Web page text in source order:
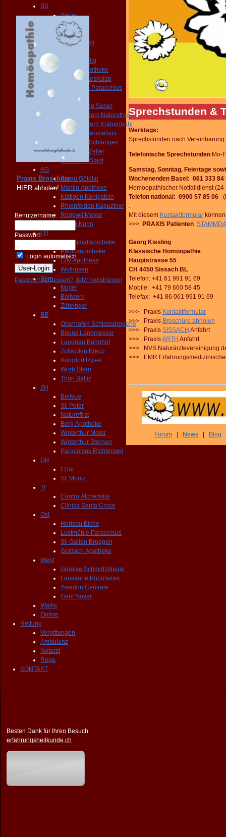
BS
Saner
Wettstein
Leonhard
Chrüterhüsli
SZ
Schwyz Imlig
Goldau Apotheke
Brunnen Aeskulap
Einsiedeln Paracelsus
SO
Olten Bifang Saner
Olten Sälipark Naturathek
Schönenwerd Krähenbühl
Dornach Paracelsus
Solothurn Schlangen
Solothurn Zeller
Grenchen Stadt
AG
Aarau Göldlin
Möhlin Apotheke
Küttigen Königstein
Rheinfelden Kapuziner
Roggwil Meyer
Brugg Kuhn
LU
Hirschmattapotheke
Paulusapotheke
City Apotheke
Wolhusen
Bern
Noyer
Bollwerk
Zähringer
BE
Oberhofen Schlossdrogerie
Brienz Landmesser
Langnau Bahnhof
Zollikofen Kreuz
Burgdorf Ryser
Worb Stern
Thun Bälliz
ZH
Bellvue
St. Peter
Naturefirst
Berg Apotheke
Winterthur Meier
Winterthur Sternen
Paracelsus Richterswil
GR
Chur
St. Moritz
TI
Centro Alchemilla
Clinica Santa Croce
Ost
Herisau Eiche
Lustmühle Paracelsus
St. Gallen Bruggen
Goldach Apotheke
West
Génève Schmidt-Nagel
Lausanne Populaires
Yverdon Centrale
Genf Noyer
Wallis
Online
Rettung
Vergiftungen
Ambulanz
Notarzt
Rega
KONTAKT
Praxis Broschüre
HIER abholen!
Benutzername:
Passwort:
Login automatisch
Passwort vergessen? Jetzt registrieren!
Sprechstunden &
Werktags:
Sprechstunden nach Vereinbarung
Telefonische Sprechstunden Mo-
Samstag, Sonntag, Feiertage
Wochenenden Basel: 061 333
Homöopathischer Notfalldienst (24
Telefon national: 0900 57 85 06
.
Mit diesem Kontaktformular
>>> PRAXIS Patienten
Georg Kissling
Klassische Homöopathie
Hauptstrasse 55
CH 4450 Sissach BL
Telefon: +41 61 991 91 69
Mobile: +41 79 660 58 45
Telefax: +41 86 061 991 91 69
>>> Praxis Kontaktformular
>>> Praxis Broschüre abholen
>>> Praxis SISSACH Anfahrt
>>> PraxisARTH Anfahrt
>>> NVS Naturärztevereinigung
>>> EMR
Forum| News| Blog
Besten Dank für Ihren Besuch
erfahrungsheilkunde.ch